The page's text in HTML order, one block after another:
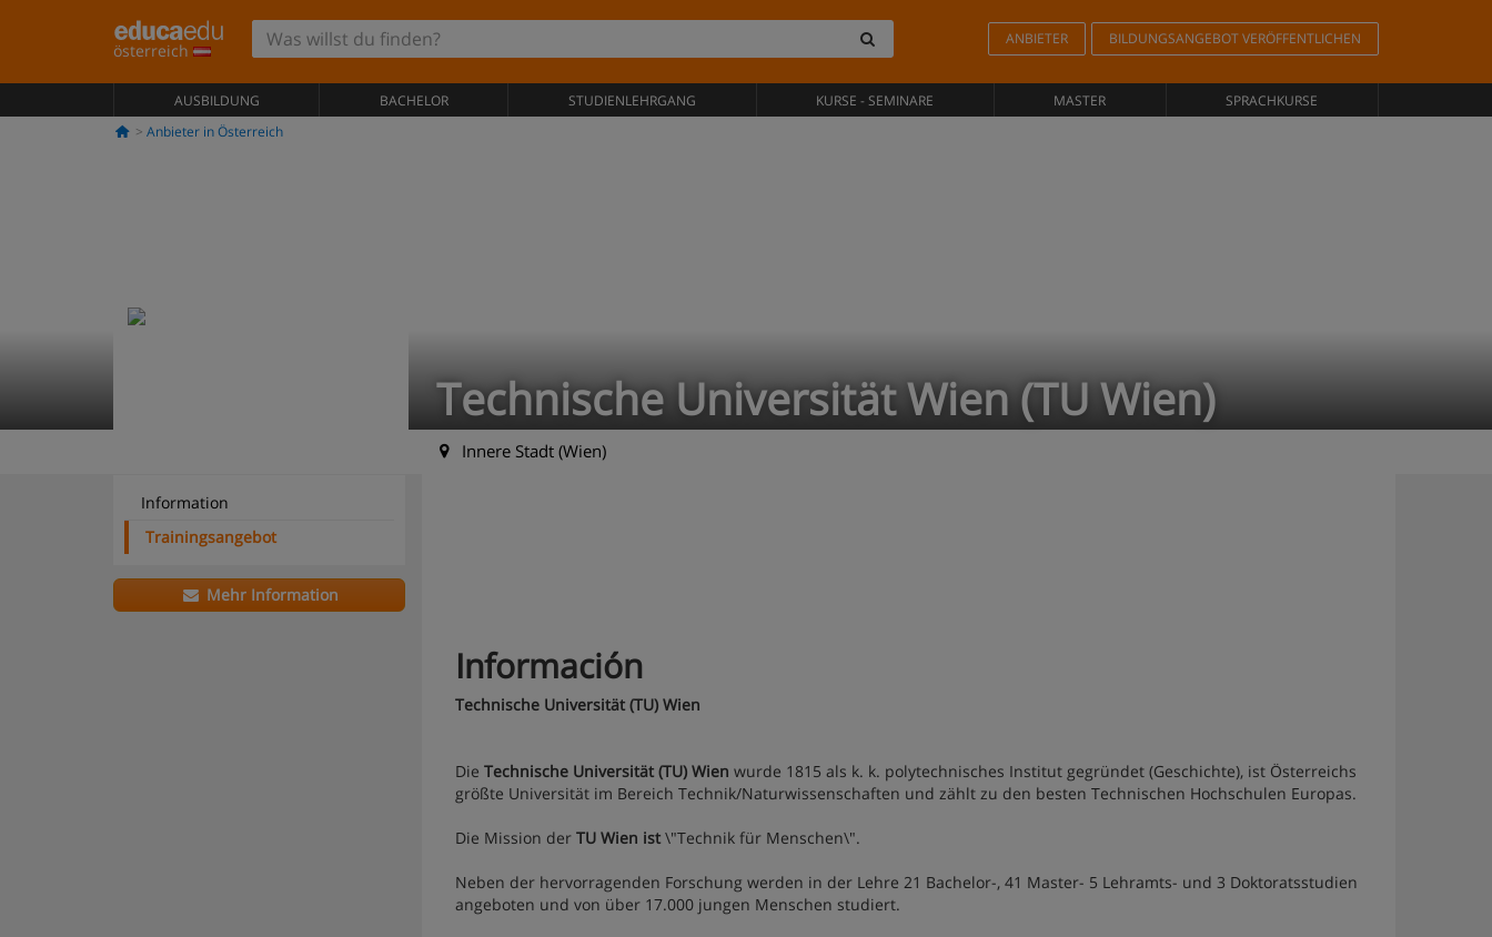
österreich
ANBIETER BILDUNGSANGEBOT VERÖFFENTLICHEN
AUSBILDUNG BACHELOR STUDIENLEHRGANG KURSE - SEMINARE MASTER
SPRACHKURSE
Anbieter in Österreich
Technische Universität Wien (TU Wien)
Innere Stadt (Wien)
Information
Trainingsangebot
Mehr Information
Información
Technische Universität (TU) Wien
Die Technische Universität (TU) Wien wurde 1815 als k. k. polytechnisches Institut gegründet (Geschichte), ist Österreichs
größte Universität im Bereich Technik/Naturwissenschaften und zählt zu den besten Technischen Hochschulen Europas.
Die Mission der TU Wien ist\"Technik für Menschen\".
Neben der hervorragenden Forschung werden in der Lehre 21 Bachelor-, 41 Master- 5 Lehramts- und 3 Doktoratsstudien
angeboten und von über 17.000 jungen Menschen studiert.